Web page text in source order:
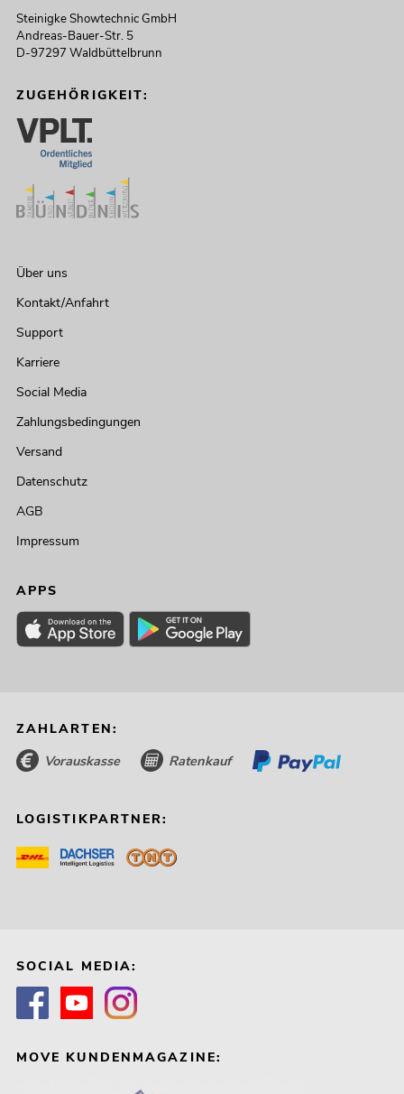
Steinigke Showtechnic GmbH
Andreas-Bauer-Str. 5
D-97297 Waldbüttelbrunn
ZUGEHÖRIGKEIT:
Über uns
Kontakt/Anfahrt
Support
Karriere
Social Media
Zahlungsbedingungen
Versand
Datenschutz
AGB
Impressum
APPS
ZAHLARTEN:
Vorauskasse Ratenkauf
LOGISTIKPARTNER:
SOCIAL MEDIA:
MOVE KUNDENMAGAZINE: